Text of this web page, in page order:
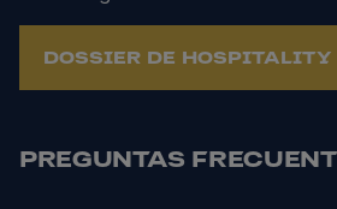
DOSSIER DE HOSPITALITY
PREGUNTAS